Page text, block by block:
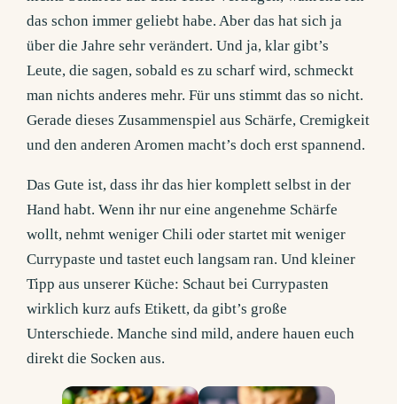
das schon immer geliebt habe. Aber das hat sich ja
über die Jahre sehr verändert. Und ja, klar gibt’s
Leute, die sagen, sobald es zu scharf wird, schmeckt
man nichts anderes mehr. Für uns stimmt das so nicht.
Gerade dieses Zusammenspiel aus Schärfe, Cremigkeit
und den anderen Aromen macht’s doch erst spannend.
Das Gute ist, dass ihr das hier komplett selbst in der
Hand habt. Wenn ihr nur eine angenehme Schärfe
wollt, nehmt weniger Chili oder startet mit weniger
Currypaste und tastet euch langsam ran. Und kleiner
Tipp aus unserer Küche: Schaut bei Currypasten
wirklich kurz aufs Etikett, da gibt’s große
Unterschiede. Manche sind mild, andere hauen euch
direkt die Socken aus.